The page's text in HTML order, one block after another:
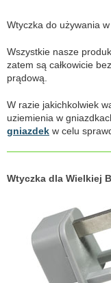
Wtyczka do używania
Wszystkie nasze
zatem są całkowicie
prądową.
W razie jakichkolwiek
uziemienia w
gniazdek w celu
Wtyczka dla Wielkiej